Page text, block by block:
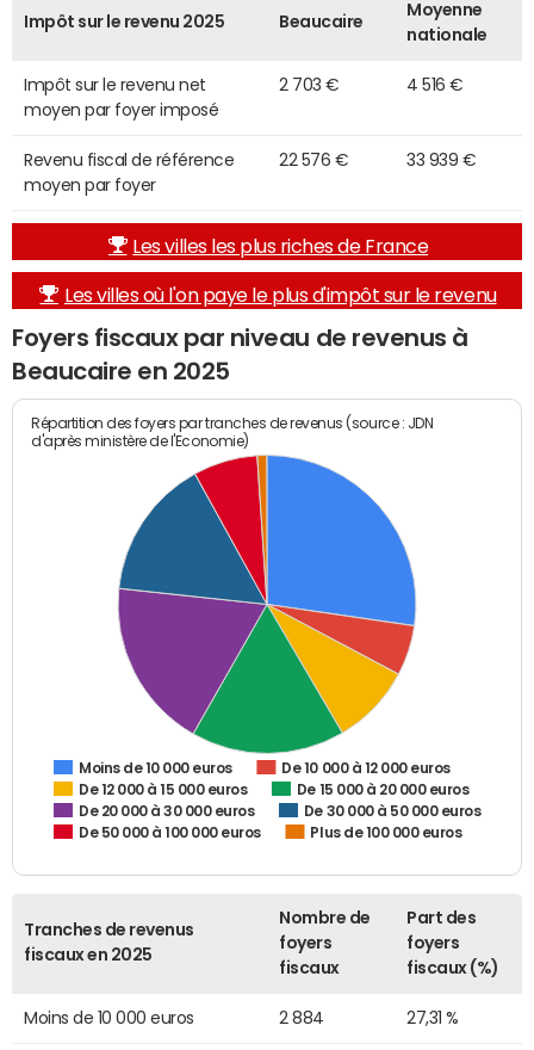
Impôt sur le revenu 2025 Beaucaire
Moyenne
nationale
Impôt sur le revenu net
moyen par foyer imposé
2 703 € 4 516 €
Revenu fiscal de référence
moyen par foyer
22 576 € 33 939 €
Les villes les plus riches de France
Les villes où l'on paye le plus d'impôt sur le revenu
Foyers fiscaux par niveau de revenus à
Beaucaire en 2025
Répartition des foyers par tranches de revenus (source : JDN
d'après ministère de l'Economie)
Moins de 10 000 euros
De 10 000 à 12 000 euros
De 12 000 à 15 000 euros
De 15 000 à 20 000 euros
De 20 000 à 30 000 euros
De 30 000 à 50 000 euros
De 50 000 à 100 000 euros
Plus de 100 000 euros
Tranches de revenus
fiscaux en 2025
Nombre de
foyers
fiscaux
Part des
foyers
fiscaux (%)
Moins de 10 000 euros 2 884 27,31 %